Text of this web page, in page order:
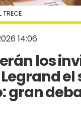
14:06
los
el
gran
TRECE